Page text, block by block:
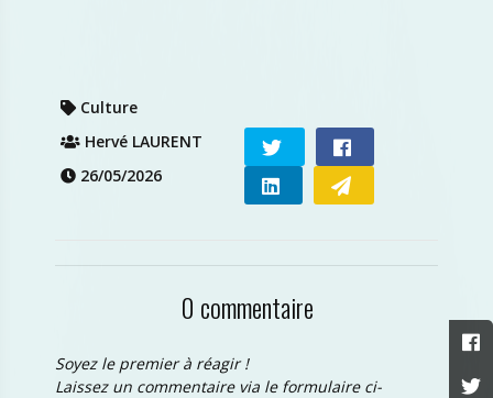
Culture
Hervé LAURENT
26/05/2026
0 commentaire
Soyez le premier à réagir !
Laissez un commentaire via le formulaire ci-